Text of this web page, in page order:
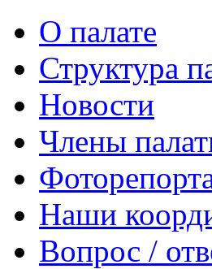
О палате
Структура
Новости
Члены
Наши
Вопрос /